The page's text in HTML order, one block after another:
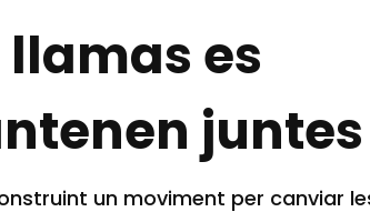
llamas es
juntes
un moviment per canviar